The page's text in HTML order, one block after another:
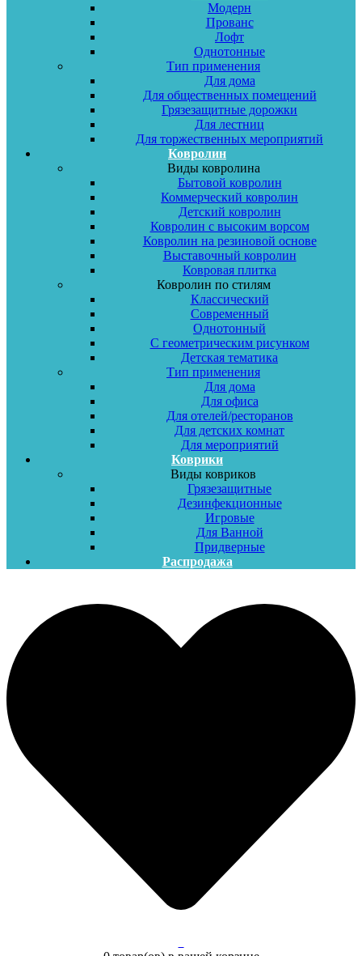
Модерн
Прованс
Лофт
Однотонные
Тип применения
Для дома
Для общественных помещений
Грязезащитные дорожки
Для лестниц
Для торжественных мероприятий
Ковролин
Виды ковролина
Бытовой ковролин
Коммерческий ковролин
Детский ковролин
Ковролин с высоким ворсом
Ковролин на резиновой основе
Выставочный ковролин
Ковровая плитка
Ковролин по стилям
Классический
Современный
Однотонный
С геометрическим рисунком
Детская тематика
Тип применения
Для дома
Для офиса
Для отелей/ресторанов
Для детских комнат
Для мероприятий
Коврики
Виды ковриков
Грязезащитные
Дезинфекционные
Игровые
Для Ванной
Придверные
Распродажа